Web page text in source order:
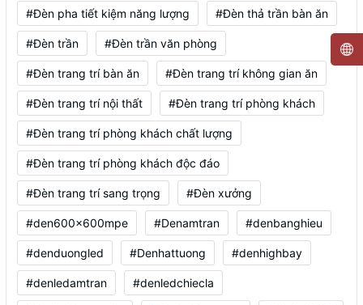
#Đèn pha tiết kiệm năng lượng #Đèn thả trần bàn ăn
#Đèn trần #Đèn trần văn phòng
#Đèn trang trí bàn ăn #Đèn trang trí không gian ăn
#Đèn trang trí nội thất #Đèn trang trí phòng khách
#Đèn trang trí phòng khách chất lượng
#Đèn trang trí phòng khách độc đáo
#Đèn trang trí sang trọng #Đèn xưởng
#den600x600mpe #Denamtran #denbanghieu
#denduongled #Denhattuong #denhighbay
#denledamtran #denledchiecla